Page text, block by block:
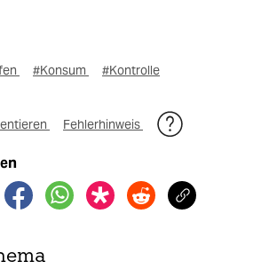
#Konsum #Kontrolle
Fehlerhinweis